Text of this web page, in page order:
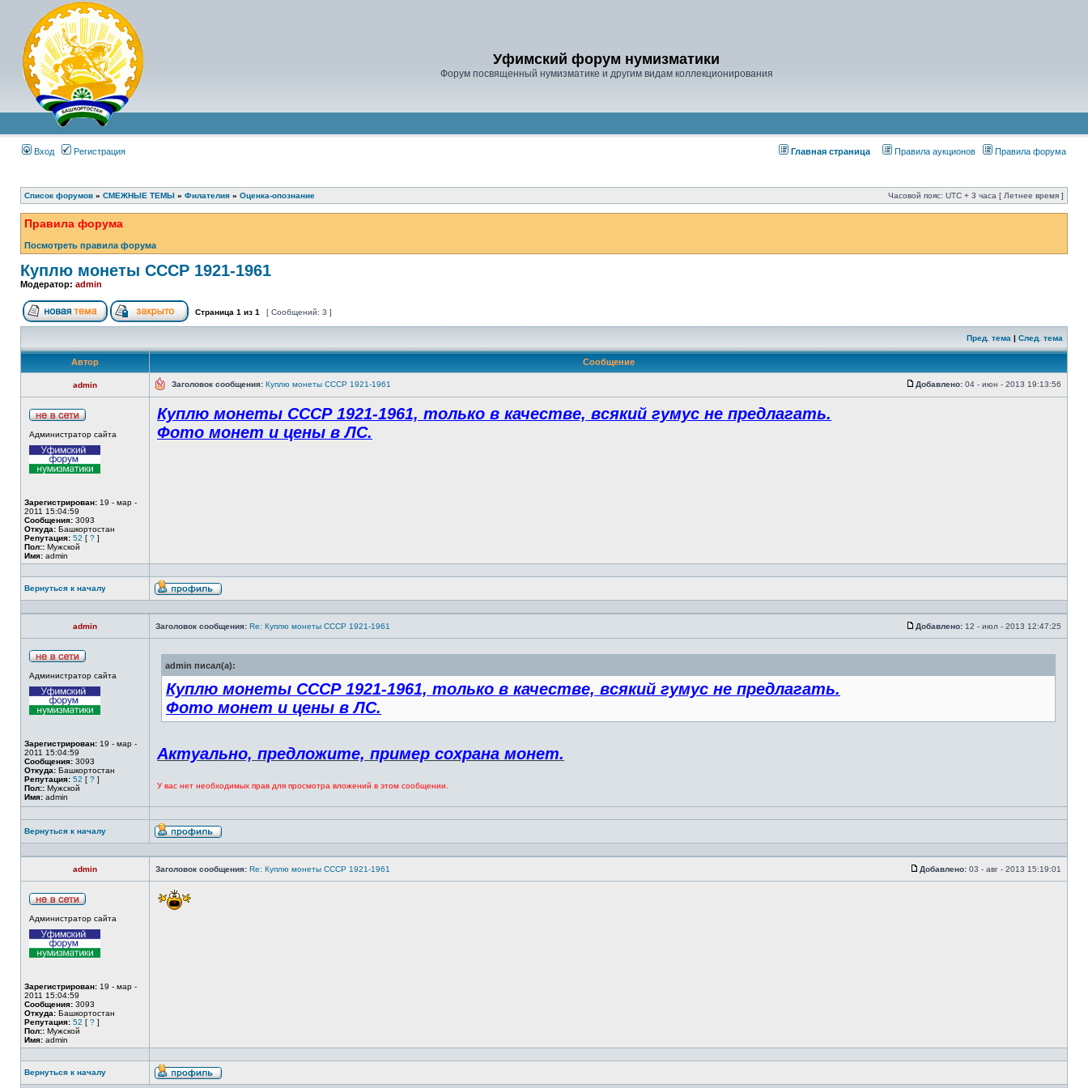
Уфимский форум нумизматики
Форум посвященный нумизматике и другим видам коллекционирования
Вход Регистрация Главная страница Правила аукционов Правила форума
Список форумов » СМЕЖНЫЕ ТЕМЫ » Филателия » Оценка-опознание Часовой пояс: UTC + 3 часа [ Летнее время ]
Правила форума
Посмотреть правила форума
Куплю монеты СССР 1921-1961
Модератор: admin
Страница 1 из 1 [ Сообщений: 3 ]
Пред. тема | След. тема
Автор Сообщение
admin Заголовок сообщения: Куплю монеты СССР 1921-1961 Добавлено: 04 - июн - 2013 19:13:56
Администратор сайта
Зарегистрирован: 19 - мар -
2011 15:04:59
Сообщения: 3093
Откуда: Башкортостан
Репутация: 52 [ ? ]
Пол:: Мужской
Имя: admin
Куплю монеты СССР 1921-1961, только в качестве, всякий гумус не предлагать.
Фото монет и цены в ЛС.
Вернуться к началу
admin Заголовок сообщения: Re: Куплю монеты СССР 1921-1961 Добавлено: 12 - июл - 2013 12:47:25
Администратор сайта
Зарегистрирован: 19 - мар -
2011 15:04:59
Сообщения: 3093
Откуда: Башкортостан
Репутация: 52 [ ? ]
Пол:: Мужской
Имя: admin
admin писал(а):
Куплю монеты СССР 1921-1961, только в качестве, всякий гумус не предлагать.
Фото монет и цены в ЛС.
Актуально, предложите, пример сохрана монет.
У вас нет необходимых прав для просмотра вложений в этом сообщении.
Вернуться к началу
admin Заголовок сообщения: Re: Куплю монеты СССР 1921-1961 Добавлено: 03 - авг - 2013 15:19:01
Администратор сайта
Зарегистрирован: 19 - мар -
2011 15:04:59
Сообщения: 3093
Откуда: Башкортостан
Репутация: 52 [ ? ]
Пол:: Мужской
Имя: admin
Вернуться к началу